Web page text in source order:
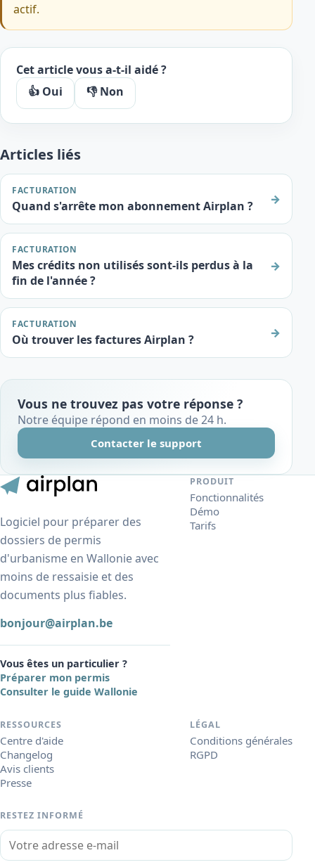
actif.
Cet article vous a-t-il aidé ?
👍 Oui
👎 Non
Articles liés
FACTURATION
Quand s'arrête mon abonnement Airplan ? →
FACTURATION
Mes crédits non utilisés sont-ils perdus à la
fin de l'année ?
→
FACTURATION
Où trouver les factures Airplan ? →
Vous ne trouvez pas votre réponse ?
Notre équipe répond en moins de 24 h.
Contacter le support
Logiciel pour préparer des
dossiers de permis
d'urbanisme en Wallonie avec
moins de ressaisie et des
documents plus fiables.
bonjour@airplan.be
Vous êtes un particulier ?
Préparer mon permis
Consulter le guide Wallonie
PRODUIT
Fonctionnalités
Démo
Tarifs
RESSOURCES
Centre d'aide
Changelog
Avis clients
Presse
LÉGAL
Conditions générales
RGPD
RESTEZ INFORMÉ
Votre adresse e-mail